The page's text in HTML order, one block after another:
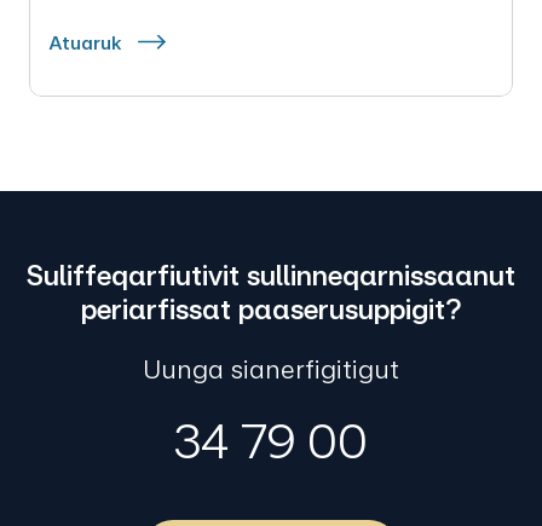
Atuaruk
Suliffeqarfiutivit sullinneqarnissaanut
periarfissat paaserusuppigit?
Uunga sianerfigitigut
34 79 00